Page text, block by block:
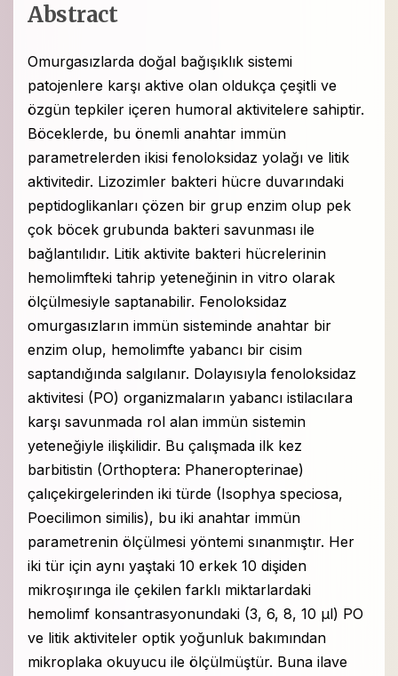
Abstract
Omurgasızlarda doğal bağışıklık sistemi
patojenlere karşı aktive olan oldukça çeşitli ve
özgün tepkiler içeren humoral aktivitelere sahiptir.
Böceklerde, bu önemli anahtar immün
parametrelerden ikisi fenoloksidaz yolağı ve litik
aktivitedir. Lizozimler bakteri hücre duvarındaki
peptidoglikanları çözen bir grup enzim olup pek
çok böcek grubunda bakteri savunması ile
bağlantılıdır. Litik aktivite bakteri hücrelerinin
hemolimfteki tahrip yeteneğinin in vitro olarak
ölçülmesiyle saptanabilir. Fenoloksidaz
omurgasızların immün sisteminde anahtar bir
enzim olup, hemolimfte yabancı bir cisim
saptandığında salgılanır. Dolayısıyla fenoloksidaz
aktivitesi (PO) organizmaların yabancı istilacılara
karşı savunmada rol alan immün sistemin
yeteneğiyle ilişkilidir. Bu çalışmada ilk kez
barbitistin (Orthoptera: Phaneropterinae)
çalıçekirgelerinden iki türde (Isophya speciosa,
Poecilimon similis), bu iki anahtar immün
parametrenin ölçülmesi yöntemi sınanmıştır. Her
iki tür için aynı yaştaki 10 erkek 10 dişiden
mikroşırınga ile çekilen farklı miktarlardaki
hemolimf konsantrasyonundaki (3, 6, 8, 10 μl) PO
ve litik aktiviteler optik yoğunluk bakımından
mikroplaka okuyucu ile ölçülmüştür. Buna ilave